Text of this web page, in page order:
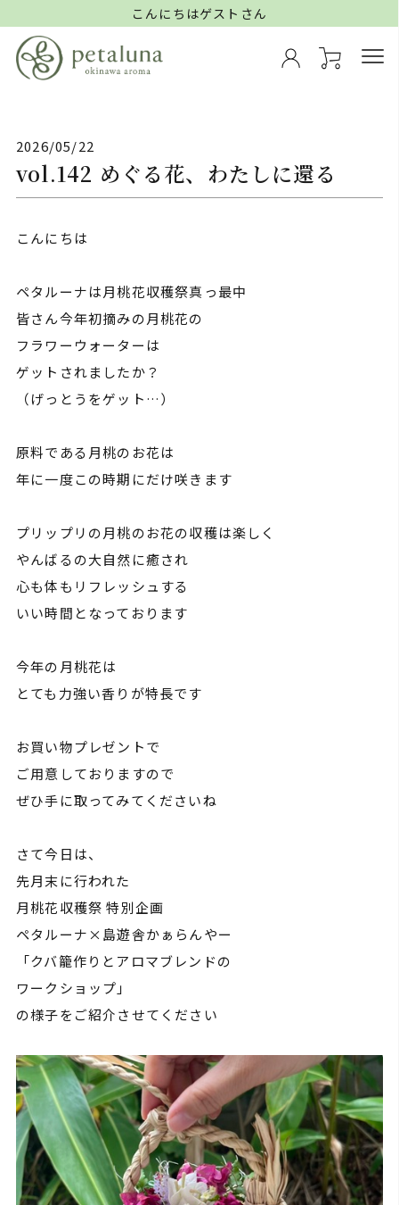
こんにちはゲストさん
2026/05/22
vol.142 めぐる花、わたしに還る
こんにちは
ペタルーナは月桃花収穫祭真っ最中
皆さん今年初摘みの月桃花の
フラワーウォーターは
ゲットされましたか？
（げっとうをゲット…）
原料である月桃のお花は
年に一度この時期にだけ咲きます
プリップリの月桃のお花の収穫は楽しく
やんばるの大自然に癒され
心も体もリフレッシュする
いい時間となっております
今年の月桃花は
とても力強い香りが特長です
お買い物プレゼントで
ご用意しておりますので
ぜひ手に取ってみてくださいね
さて今日は、
先月末に行われた
月桃花収穫祭 特別企画
ペタルーナ×島遊舎かぁらんやー
「クバ籠作りとアロマブレンドの
ワークショップ」
の様子をご紹介させてください